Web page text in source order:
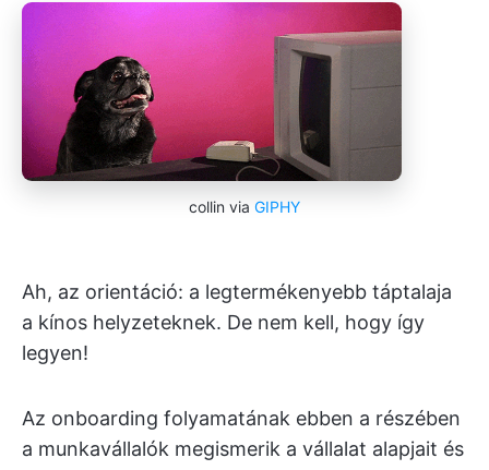
collin via GIPHY
Ah, az orientáció: a legtermékenyebb táptalaja
a kínos helyzeteknek. De nem kell, hogy így
legyen!
Az onboarding folyamatának ebben a részében
a munkavállalók megismerik a vállalat alapjait és